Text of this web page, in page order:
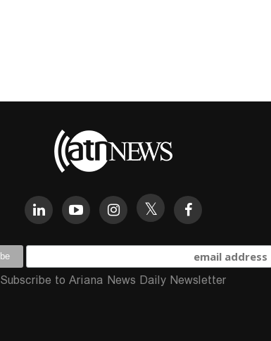
Subscribe to Ariana News Daily Newsletter